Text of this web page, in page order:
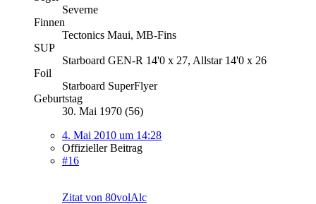
Severne
Finnen
Tectonics Maui, MB-Fins
SUP
Starboard GEN-R 14'0 x 27, Allstar 14'0 x 26
Foil
Starboard SuperFlyer
Geburtstag
30. Mai 1970 (56)
4. Mai 2010 um 14:28
Offizieller Beitrag
#16
Zitat von 80volAlc